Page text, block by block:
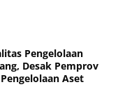
Pengelolaan
Desak Pemprov
Aset